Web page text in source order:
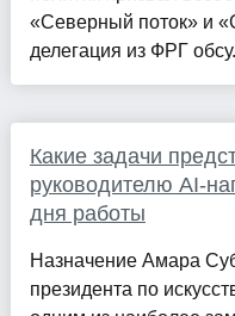
«Северный поток» и
делегация из ФРГ
Какие задачи
руководителю AI-
дня работы
Назначение Амара
президента по